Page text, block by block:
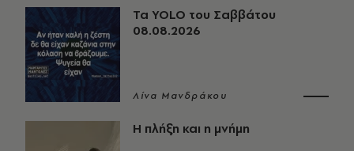
Τα YOLO του Σαββάτου
08.08.2026
Λίνα Μανδράκου
Η πλήξη και η μνήμη